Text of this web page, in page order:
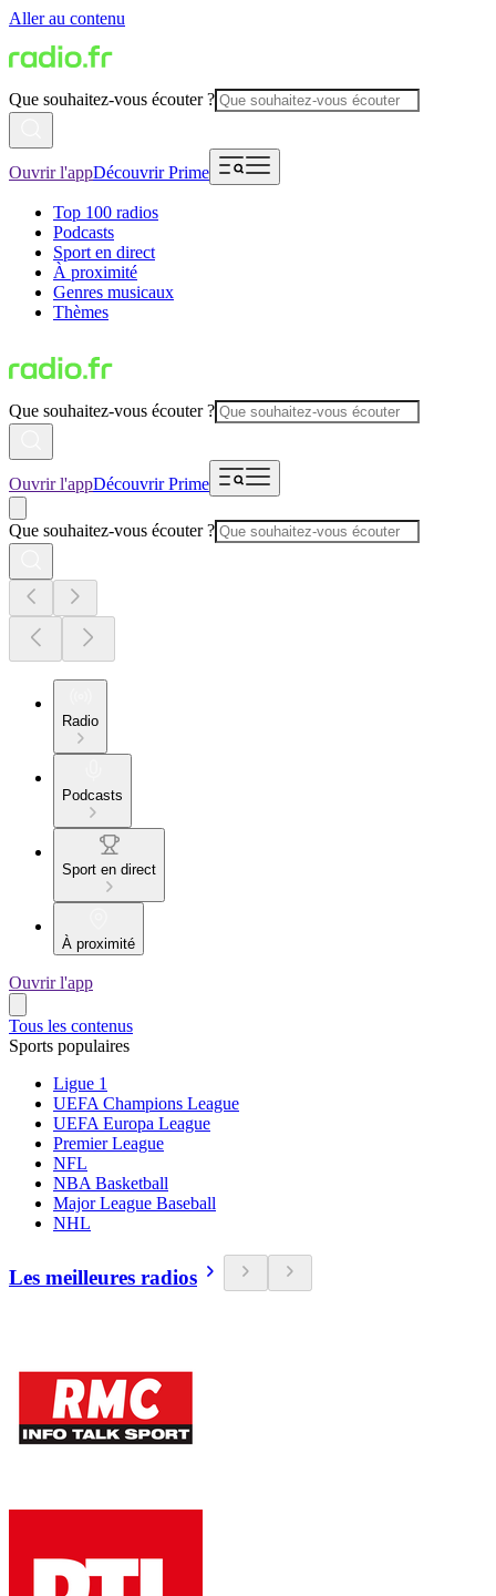
Aller au contenu
Que souhaitez-vous écouter ?
Ouvrir l'appDécouvrir Prime
Top 100 radios
Podcasts
Sport en direct
À proximité
Genres musicaux
Thèmes
Que souhaitez-vous écouter ?
Ouvrir l'appDécouvrir Prime
Que souhaitez-vous écouter ?
Radio
Podcasts
Sport en direct
À proximité
Ouvrir l'app
Tous les contenus
Sports populaires
Ligue 1
UEFA Champions League
UEFA Europa League
Premier League
NFL
NBA Basketball
Major League Baseball
NHL
Les meilleures radios